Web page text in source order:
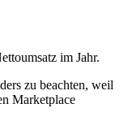
im Jahr.
zu beachten, weil
Marketplace